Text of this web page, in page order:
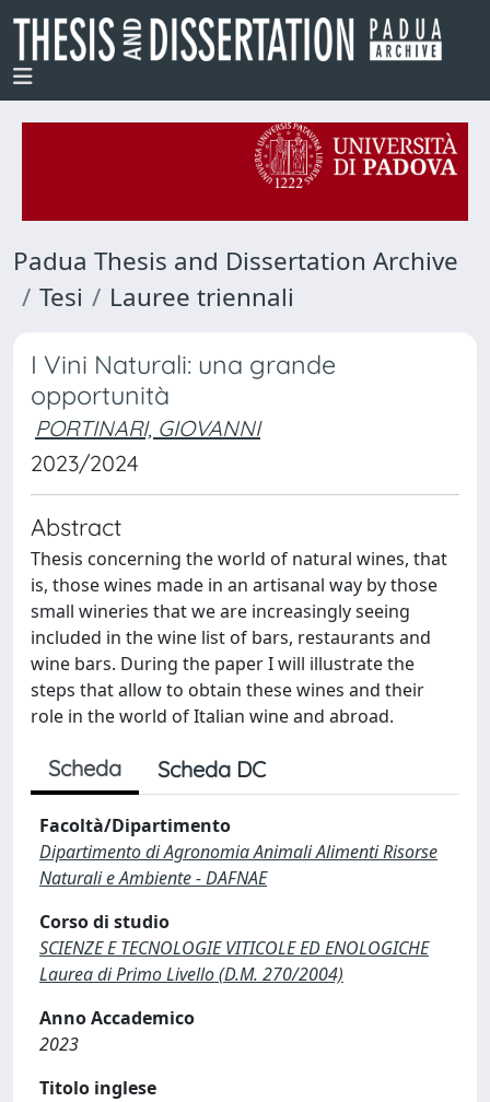
Padua Thesis and Dissertation Archive
Tesi
Lauree triennali
I Vini Naturali: una grande
opportunità
PORTINARI, GIOVANNI
2023/2024
Abstract
Thesis concerning the world of natural wines, that
is, those wines made in an artisanal way by those
small wineries that we are increasingly seeing
included in the wine list of bars, restaurants and
wine bars. During the paper I will illustrate the
steps that allow to obtain these wines and their
role in the world of Italian wine and abroad.
Scheda Scheda DC
Facoltà/Dipartimento
Dipartimento di Agronomia Animali Alimenti Risorse
Naturali e Ambiente - DAFNAE
Corso di studio
SCIENZE E TECNOLOGIE VITICOLE ED ENOLOGICHE
Laurea di Primo Livello (D.M. 270/2004)
Anno Accademico
2023
Titolo inglese